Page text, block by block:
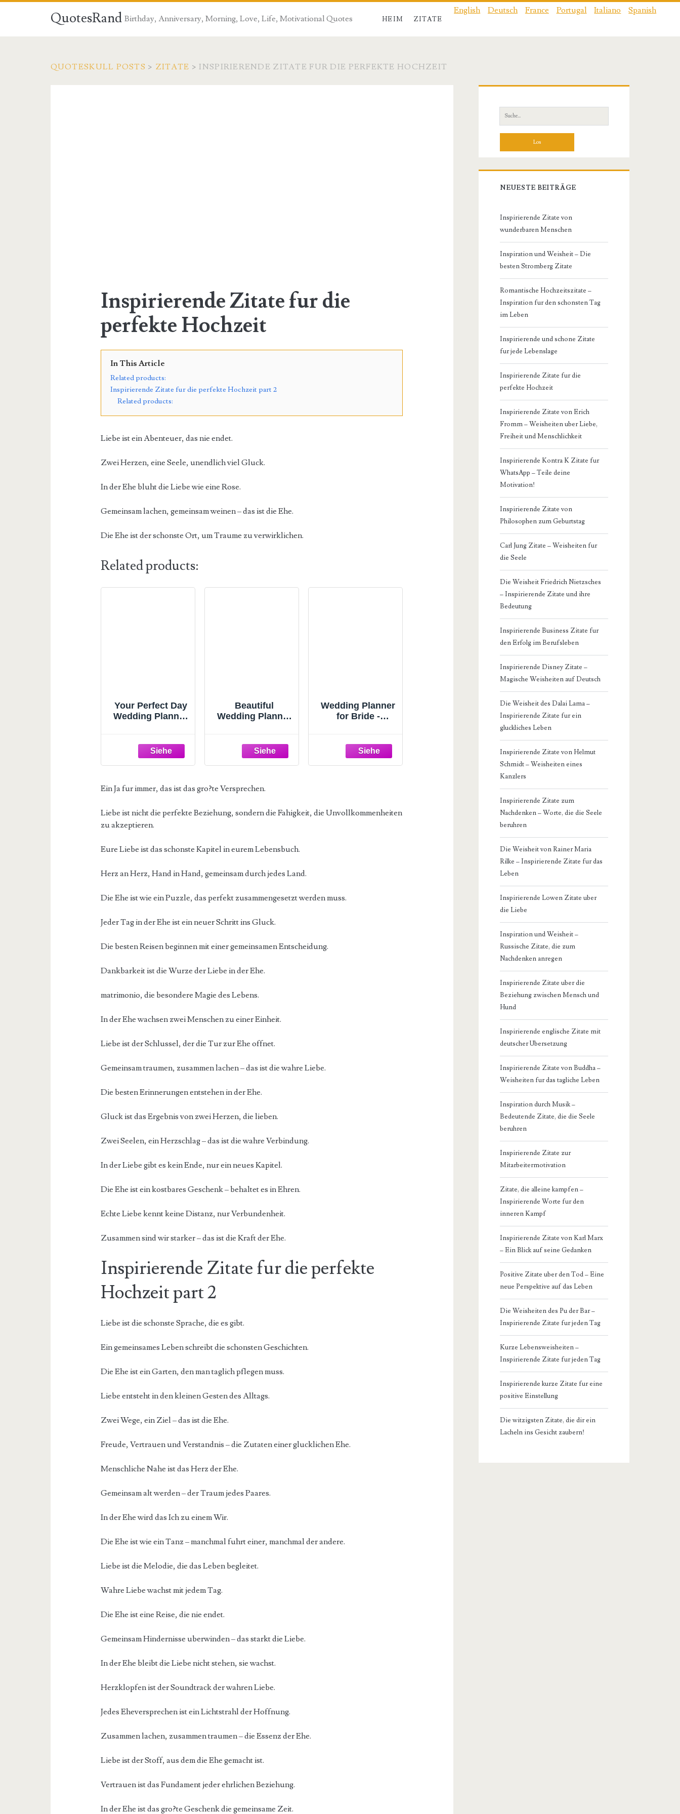
QuotesRand Birthday, Anniversary, Morning, Love, Life, Motivational Quotes HEIM ZITATE
English Deutsch France Portugal Italiano Spanish
QUOTESKULL POSTS > ZITATE >INSPIRIERENDE ZITATE FUR DIE PERFEKTE HOCHZEIT
Inspirierende Zitate fur die
perfekte Hochzeit
In This Article
Related products:
Inspirierende Zitate fur die perfekte Hochzeit part 2
Related products:
Liebe ist ein Abenteuer, das nie endet.
Zwei Herzen, eine Seele, unendlich viel Gluck.
In der Ehe bluht die Liebe wie eine Rose.
Gemeinsam lachen, gemeinsam weinen – das ist die Ehe.
Die Ehe ist der schonste Ort, um Traume zu verwirklichen.
Related products:
Your Perfect Day
Wedding Planner
Wedding Planner
Book - Bridal
Calendar - Bride
Beautiful
Wedding Planner
Perfect for
Detailed Planning
Engagement Gift
Engaged
Grooms
Wedding Planner
for Bride -
and Organizer,
8.5" x 11" with
Countdown
Ein Ja fur immer, das ist das gro?te Versprechen.
Liebe ist nicht die perfekte Beziehung, sondern die Fahigkeit, die Unvollkommenheiten
zu akzeptieren.
Eure Liebe ist das schonste Kapitel in eurem Lebensbuch.
Herz an Herz, Hand in Hand, gemeinsam durch jedes Land.
Die Ehe ist wie ein Puzzle, das perfekt zusammengesetzt werden muss.
Jeder Tag in der Ehe ist ein neuer Schritt ins Gluck.
Die besten Reisen beginnen mit einer gemeinsamen Entscheidung.
Dankbarkeit ist die Wurze der Liebe in der Ehe.
matrimonio, die besondere Magie des Lebens.
In der Ehe wachsen zwei Menschen zu einer Einheit.
Liebe ist der Schlussel, der die Tur zur Ehe offnet.
Gemeinsam traumen, zusammen lachen – das ist die wahre Liebe.
Die besten Erinnerungen entstehen in der Ehe.
Gluck ist das Ergebnis von zwei Herzen, die lieben.
Zwei Seelen, ein Herzschlag – das ist die wahre Verbindung.
In der Liebe gibt es kein Ende, nur ein neues Kapitel.
Die Ehe ist ein kostbares Geschenk – behaltet es in Ehren.
Echte Liebe kennt keine Distanz, nur Verbundenheit.
Zusammen sind wir starker – das ist die Kraft der Ehe.
Inspirierende Zitate fur die perfekte
Hochzeit part 2
Liebe ist die schonste Sprache, die es gibt.
Ein gemeinsames Leben schreibt die schonsten Geschichten.
Die Ehe ist ein Garten, den man taglich pflegen muss.
Liebe entsteht in den kleinen Gesten des Alltags.
Zwei Wege, ein Ziel – das ist die Ehe.
Freude, Vertrauen und Verstandnis – die Zutaten einer glucklichen Ehe.
Menschliche Nahe ist das Herz der Ehe.
Gemeinsam alt werden – der Traum jedes Paares.
In der Ehe wird das Ich zu einem Wir.
Die Ehe ist wie ein Tanz – manchmal fuhrt einer, manchmal der andere.
Liebe ist die Melodie, die das Leben begleitet.
Wahre Liebe wachst mit jedem Tag.
Die Ehe ist eine Reise, die nie endet.
Gemeinsam Hindernisse uberwinden – das starkt die Liebe.
In der Ehe bleibt die Liebe nicht stehen, sie wachst.
Herzklopfen ist der Soundtrack der wahren Liebe.
Jedes Eheversprechen ist ein Lichtstrahl der Hoffnung.
Zusammen lachen, zusammen traumen – die Essenz der Ehe.
Liebe ist der Stoff, aus dem die Ehe gemacht ist.
Vertrauen ist das Fundament jeder ehrlichen Beziehung.
In der Ehe ist das gro?te Geschenk die gemeinsame Zeit.
Suche
nach:
NEUESTE BEITRÄGE
Inspirierende Zitate von
wunderbaren Menschen
Inspiration und Weisheit – Die
besten Stromberg Zitate
Romantische Hochzeitszitate –
Inspiration fur den schonsten Tag
im Leben
Inspirierende und schone Zitate
fur jede Lebenslage
Inspirierende Zitate fur die
perfekte Hochzeit
Inspirierende Zitate von Erich
Fromm – Weisheiten uber Liebe,
Freiheit und Menschlichkeit
Inspirierende Kontra K Zitate fur
WhatsApp – Teile deine
Motivation!
Inspirierende Zitate von
Philosophen zum Geburtstag
Carl Jung Zitate – Weisheiten fur
die Seele
Die Weisheit Friedrich Nietzsches
– Inspirierende Zitate und ihre
Bedeutung
Inspirierende Business Zitate fur
den Erfolg im Berufsleben
Inspirierende Disney Zitate –
Magische Weisheiten auf Deutsch
Die Weisheit des Dalai Lama –
Inspirierende Zitate fur ein
gluckliches Leben
Inspirierende Zitate von Helmut
Schmidt – Weisheiten eines
Kanzlers
Inspirierende Zitate zum
Nachdenken – Worte, die die Seele
beruhren
Die Weisheit von Rainer Maria
Rilke – Inspirierende Zitate fur das
Leben
Inspirierende Lowen Zitate uber
die Liebe
Inspiration und Weisheit –
Russische Zitate, die zum
Nachdenken anregen
Inspirierende Zitate uber die
Beziehung zwischen Mensch und
Hund
Inspirierende englische Zitate mit
deutscher Ubersetzung
Inspirierende Zitate von Buddha –
Weisheiten fur das tagliche Leben
Inspiration durch Musik –
Bedeutende Zitate, die die Seele
beruhren
Inspirierende Zitate zur
Mitarbeitermotivation
Zitate, die alleine kampfen –
Inspirierende Worte fur den
inneren Kampf
Inspirierende Zitate von Karl Marx
– Ein Blick auf seine Gedanken
Positive Zitate uber den Tod – Eine
neue Perspektive auf das Leben
Die Weisheiten des Pu der Bar –
Inspirierende Zitate fur jeden Tag
Kurze Lebensweisheiten –
Inspirierende Zitate fur jeden Tag
Inspirierende kurze Zitate fur eine
positive Einstellung
Die witzigsten Zitate, die dir ein
Lacheln ins Gesicht zaubern!